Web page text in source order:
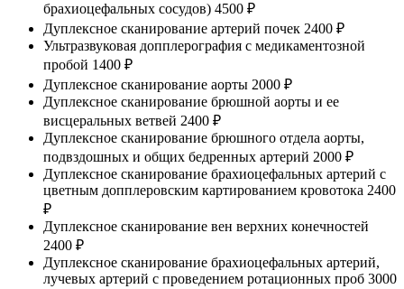
брахиоцефальных сосудов) 4500 ₽
Дуплексное сканирование артерий почек 2400 ₽
Ультразвуковая допплерография с медикаментозной
пробой 1400 ₽
Дуплексное сканирование аорты 2000 ₽
Дуплексное сканирование брюшной аорты и ее
висцеральных ветвей 2400 ₽
Дуплексное сканирование брюшного отдела аорты,
подвздошных и общих бедренных артерий 2000 ₽
Дуплексное сканирование брахиоцефальных артерий с
цветным допплеровским картированием кровотока 2400
₽
Дуплексное сканирование вен верхних конечностей
2400 ₽
Дуплексное сканирование брахиоцефальных артерий,
лучевых артерий с проведением ротационных проб 3000